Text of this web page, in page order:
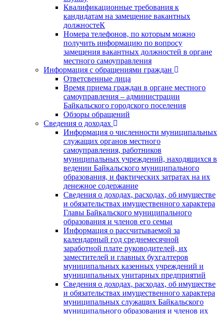
Квалификационные требования к
кандидатам на замещение вакантных
должностеК
Номера телефонов, по которым можно
получить информацию по вопросу
замещения вакантных должностей в органе
местного самоуправления
Информация с обращениями граждан
Ответсвенные лица
Время приема граждан в органе местного
самоуправления – администрации
Байкальского городского поселения
Обзоры обращений
Сведения о доходах
Информация о численности муниципальных
служащих органов местного
самоуправления, работников
муниципальных учреждений, находящихся в
ведении Байкальского муниципального
образования, и фактических затратах на их
денежное содержание
Сведения о доходах, расходах, об имуществе
и обязательствах имущественного характера
Главы Байкальского муниципального
образования и членов его семьи
Информация о рассчитываемой за
календарный год среднемесячной
заработной плате руководителей, их
заместителей и главных бухгалтеров
муниципальных казенных учреждений и
муниципальных унитарных предприятий
Сведения о доходах, расходах, об имуществе
и обязательствах имущественного характера
муниципальных служащих Байкальского
муниципального образования и членов их